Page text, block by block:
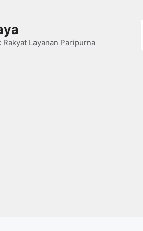
Layanan Paripurna